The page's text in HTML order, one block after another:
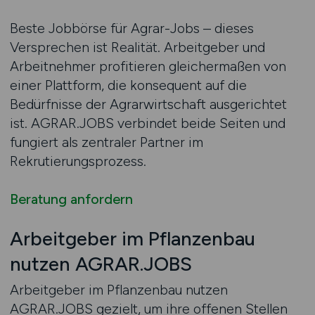
Beste Jobbörse für Agrar-Jobs – dieses
Versprechen ist Realität. Arbeitgeber und
Arbeitnehmer profitieren gleichermaßen von
einer Plattform, die konsequent auf die
Bedürfnisse der Agrarwirtschaft ausgerichtet
ist. AGRAR.JOBS verbindet beide Seiten und
fungiert als zentraler Partner im
Rekrutierungsprozess.
Beratung anfordern
Arbeitgeber im Pflanzenbau
nutzen AGRAR.JOBS
Arbeitgeber im Pflanzenbau nutzen
AGRAR.JOBS gezielt, um ihre offenen Stellen